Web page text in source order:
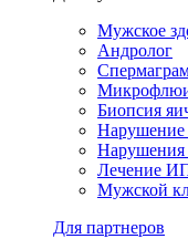
Мужское
Андролог
Биопсия
Нарушение
Нарушения
Лечение
Мужской
Для партнеров